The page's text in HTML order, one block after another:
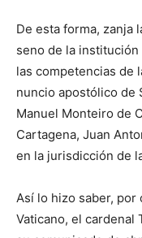
De esta forma, zanja
seno de la
las competencias de
nuncio apostólico de
Manuel Monteiro de
Cartagena, Juan
en la jurisdicción de
Así lo hizo saber, por
Vaticano, el cardenal